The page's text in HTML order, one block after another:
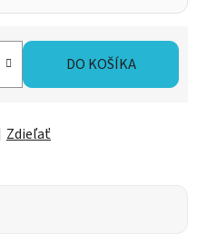
DO KOŠÍKA
Zdieľať